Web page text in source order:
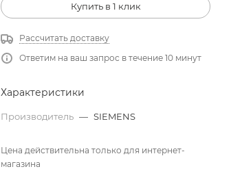
Купить в 1 клик
Рассчитать доставку
Ответим на ваш запрос в течение 10 минут
Характеристики
Производитель — SIEMENS
Цена действительна только для интернет-
магазина